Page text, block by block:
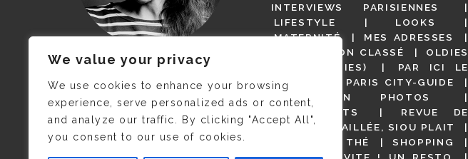
We value your privacy
We use cookies to enhance your browsing
experience, serve personalized ads or content,
and analyze our traffic. By clicking "Accept All",
you consent to our use of cookies.
JE M’APPELLE DELPHINE MAIS
C’EST ©CAMILLE COLLIN QUI A
PRIS CETTE PHOTO !
INTERVIEWS PARISIENNES
LIFESTYLE
LOOKS
MATERNITÉ
MES ADRESSES
NON CLASSÉ
OLDIES
(BUT GOODIES)
PAR ICI LE
MAGOT !
PARIS CITY-GUIDE
PARIS EN PHOTOS
RESTAURANTS
REVUE DE
PRESSE DÉTAILLÉE, SIOU PLAIT
SALONS DE THÉ
SHOPPING
VIDÉOS
VITE ! UN RESTO